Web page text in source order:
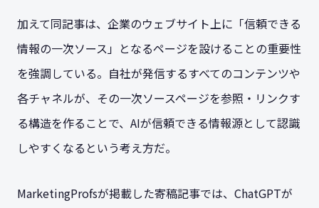
加えて同記事は、企業のウェブサイト上に「信頼できる
情報の一次ソース」となるページを設けることの重要性
を強調している。自社が発信するすべてのコンテンツや
各チャネルが、その一次ソースページを参照・リンクす
る構造を作ることで、AIが信頼できる情報源として認識
しやすくなるという考え方だ。
MarketingProfsが掲載した寄稿記事では、ChatGPTが